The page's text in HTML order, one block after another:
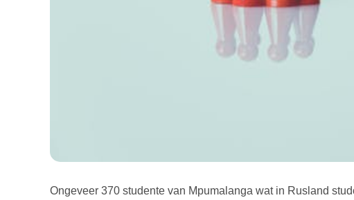
Ongeveer 370 studente van Mpumalanga wat in Rusland